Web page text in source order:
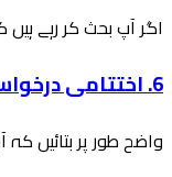
اگر آپ بحث کر رہے
6. اختتامی درخواست اور دستخط
واضح طور پر بتائیں کہ